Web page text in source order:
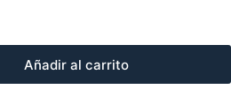
Añadir al carrito